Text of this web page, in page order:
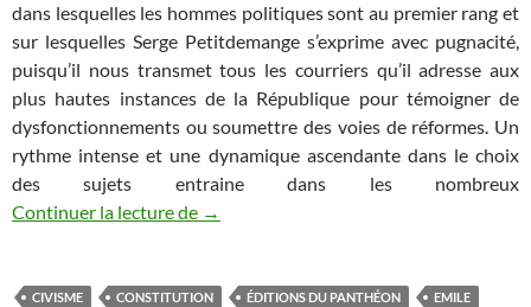
dans lesquelles les hommes politiques sont au premier rang et
sur lesquelles Serge Petitdemange s’exprime avec pugnacité,
puisqu’il nous transmet tous les courriers qu’il adresse aux
plus hautes instances de la République pour témoigner de
dysfonctionnements ou soumettre des voies de réformes. Un
rythme intense et une dynamique ascendante dans le choix
des sujets entraine dans les nombreux
Continuer la lecture de La percutante impertinence d’un citoyen
→
CIVISME CONSTITUTION ÉDITIONS DU PANTHÉON
EMILE